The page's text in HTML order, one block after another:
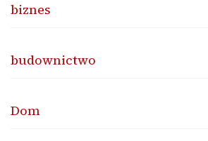
biznes
budownictwo
Dom